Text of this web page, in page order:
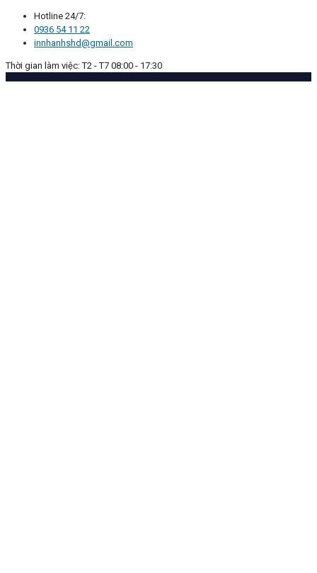
Hotline 24/7:
0936 54 11 22
innhanhshd@gmail.com
Thời gian làm việc: T2 - T7 08:00 - 17:30